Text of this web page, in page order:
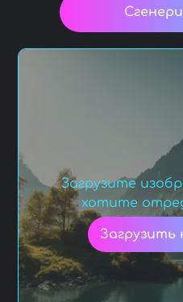
Загрузите
хотите
Загрузить